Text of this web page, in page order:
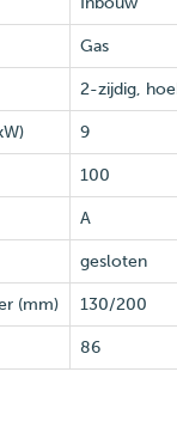
Gas
2-zijdig,
9
100
A
gesloten
(mm) 130/200
86